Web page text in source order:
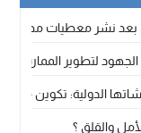
بعد نشر معطيات مضللة
الجهود لتطوير الممارسة
الدولية: تكوين
والقلق ؟